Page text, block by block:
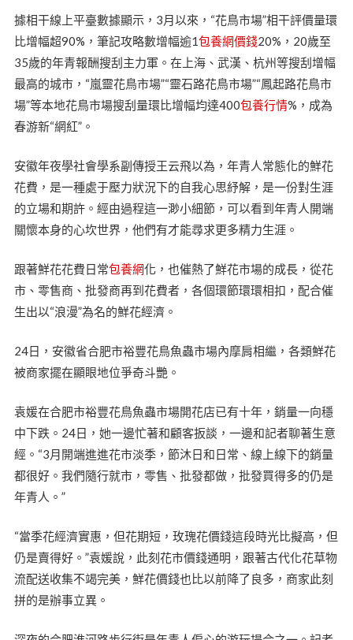
據相干線上平臺數據顯示，3月以來，“花鳥市場”相干評價量環
比增幅超90%，筆記攻略數增幅逾1包養網價錢20%，20歲至
35歲的年青報酬搜刮主力軍。在上海、武漢、杭州等搜刮增幅
最高的城市，“嵐靈花鳥市場”“靈石路花鳥市場”“鳳起路花鳥市
場”等本地花鳥市場搜刮量環比增幅均達400包養行情%，成為
春游新“網紅”。
安徽年夜學社會學系副傳授王云飛以為，年青人常態化的鮮花
花費，是一種處于壓力狀況下的自我心思紓解，是一份對生涯
的立場和期許。經由過程這一渺小細節，可以看到年青人開端
關懷本身的心坎世界，他們有才能尋求更多精力生涯。
跟著鮮花花費日常包養網化，也催熱了鮮花市場的成長，從花
市、零售商、批發商再到花費者，各個環節環環相扣，配合催
生出以“浪漫”為名的鮮花經濟。
24日，安徽省合肥市裕豐花鳥魚蟲市場內摩肩相繼，各類鮮花
被商家擺在顯眼地位爭奇斗艷。
袁媛在合肥市裕豐花鳥魚蟲市場開花店已有十年，銷量一向穩
中下跌。24日，她一邊忙著和顧客扳談，一邊和記者聊著生意
經。“3月開端進進花市淡季，節沐日和日常、線上線下的銷量
都很好。我們隨行就市，零售、批發都做，批發買得多的仍是
年青人。”
“當季花經濟實惠，但花期短，玫瑰花價錢這段時光比擬高，但
仍是賣得好。”袁媛說，此刻花市價錢通明，跟著古代化花草物
流配送收集不竭完美，鮮花價錢也比以前降了良多，商家此刻
拼的是辦事立異。